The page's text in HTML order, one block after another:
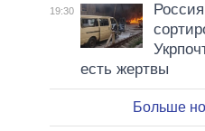
19:30
есть жертвы
Больше